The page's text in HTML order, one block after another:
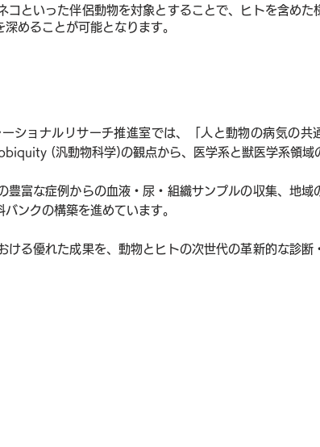
といった伴侶動物を対象とすることで、ヒトを含めた
めることが可能となります。
ショナルリサーチ推進室では、「人と動物の病気の共
(汎動物科学)の観点から、医学系と獣医学系領域
富な症例からの血液・尿・組織サンプルの収集、地域
ンクの構築を進めています。
る優れた成果を、動物とヒトの次世代の革新的な診断